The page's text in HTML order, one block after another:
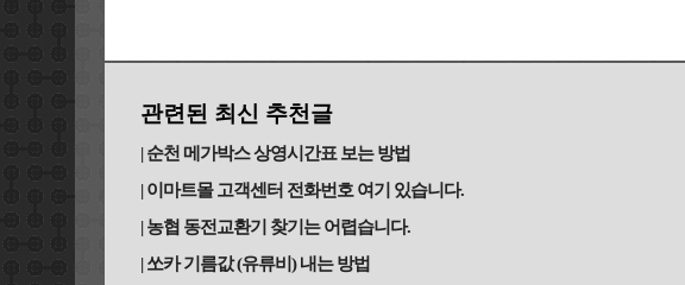
관련된 최신 추천글
순천 메가박스 상영시간표 보는 방법
이마트몰 고객센터 전화번호 여기 있습니다.
농협 동전교환기 찾기는 어렵습니다.
쏘카 기름값 (유류비) 내는 방법